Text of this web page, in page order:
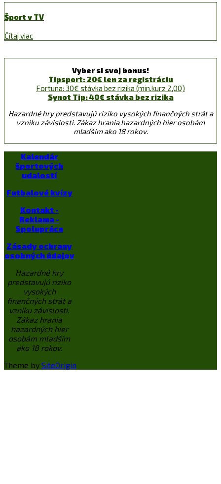
Šport v TV
Čítaj viac
Vyber si svoj bonus!
Tipsport: 20€ len za registráciu
Fortuna: 30€ stávka bez rizika (min.kurz 2,00)
Synot Tip: 40€ stávka bez rizika
Hazardné hry predstavujú riziko vysokých finančných strát a
vzniku závislosti. Zákaz hrania hazardných hier osobám
mladším ako 18 rokov.
Kalendár
športových
udalostí
Futbalové kvízy
Kontakt -
Reklama -
Spolupráca
Zásady ochrany
osobných údajov
Hazardné hry
predstavujú riziko
vysokých
finančných strát a
vzniku závislosti.
Zákaz hrania
hazardných hier
osobám mladším
ako 18 rokov.
Theme by SiteOrigin